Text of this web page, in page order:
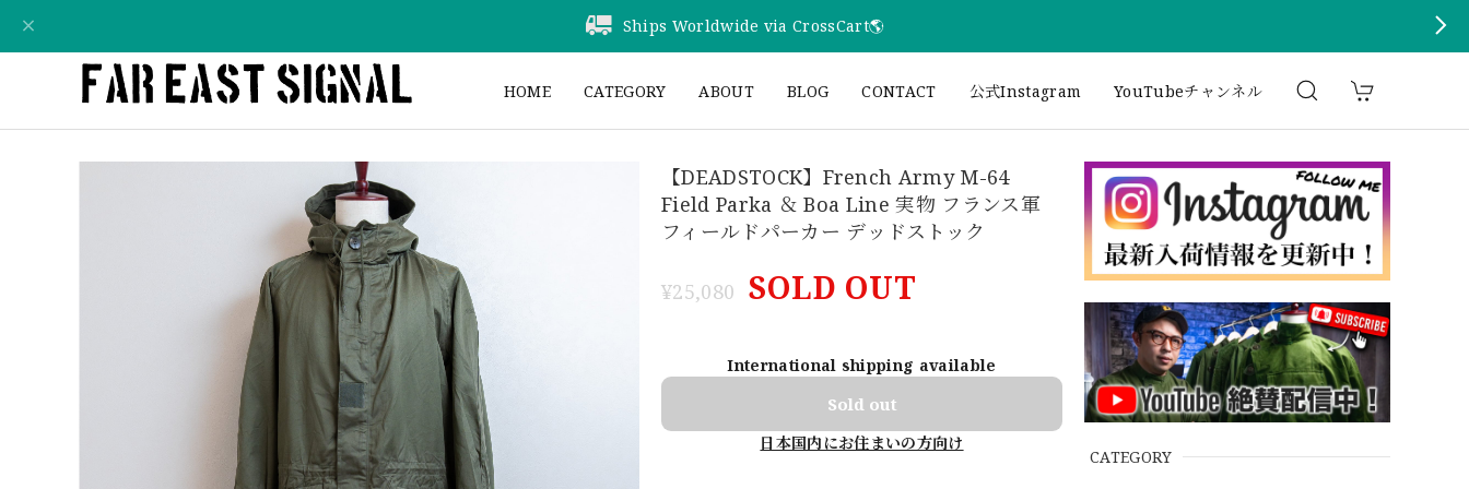
Ships Worldwide via CrossCart🌎️
HOME CATEGORY ABOUT BLOG CONTACT 公式Instagram YouTubeチャンネル
CATEGORY
【DEADSTOCK】French Army M-64
Field Parka ＆ Boa Line 実物 フランス軍
フィールドパーカー デッドストック
¥25,080 SOLD OUT
International shipping available
Sold out
日本国内にお住まいの方向け